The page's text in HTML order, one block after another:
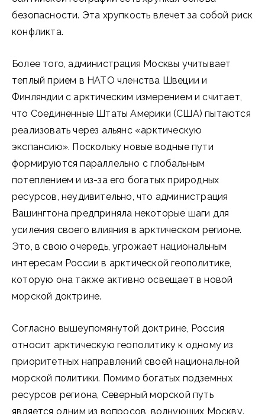
безопасности. Эта хрупкость влечет за собой риск
конфликта.
Более того, администрация Москвы учитывает
теплый прием в НАТО членства Швеции и
Финляндии с арктическим измерением и считает,
что Соединенные Штаты Америки (США) пытаются
реализовать через альянс «арктическую
экспансию». Поскольку новые водные пути
формируются параллельно с глобальным
потеплением и из-за его богатых природных
ресурсов, неудивительно, что администрация
Вашингтона предприняла некоторые шаги для
усиления своего влияния в арктическом регионе.
Это, в свою очередь, угрожает национальным
интересам России в арктической геополитике,
которую она также активно освещает в новой
морской доктрине.
Согласно вышеупомянутой доктрине, Россия
относит арктическую геополитику к одному из
приоритетных направлений своей национальной
морской политики. Помимо богатых подземных
ресурсов региона, Северный морской путь
является одним из вопросов, волнующих Москву.